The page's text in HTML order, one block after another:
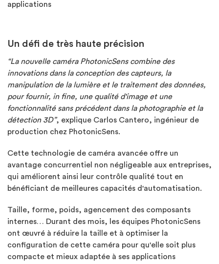
applications
Un défi de très haute précision
“La nouvelle caméra PhotonicSens combine des
innovations dans la conception des capteurs, la
manipulation de la lumière et le traitement des données,
pour fournir, in fine, une qualité d'image et une
fonctionnalité sans précédent dans la photographie et la
détection 3D”, explique Carlos Cantero, ingénieur de
production chez PhotonicSens.
Cette technologie de caméra avancée offre un
avantage concurrentiel non négligeable aux entreprises,
qui améliorent ainsi leur contrôle qualité tout en
bénéficiant de meilleures capacités d'automatisation.
Taille, forme, poids, agencement des composants
internes… Durant des mois, les équipes PhotonicSens
ont œuvré à réduire la taille et à optimiser la
configuration de cette caméra pour qu'elle soit plus
compacte et mieux adaptée à ses applications